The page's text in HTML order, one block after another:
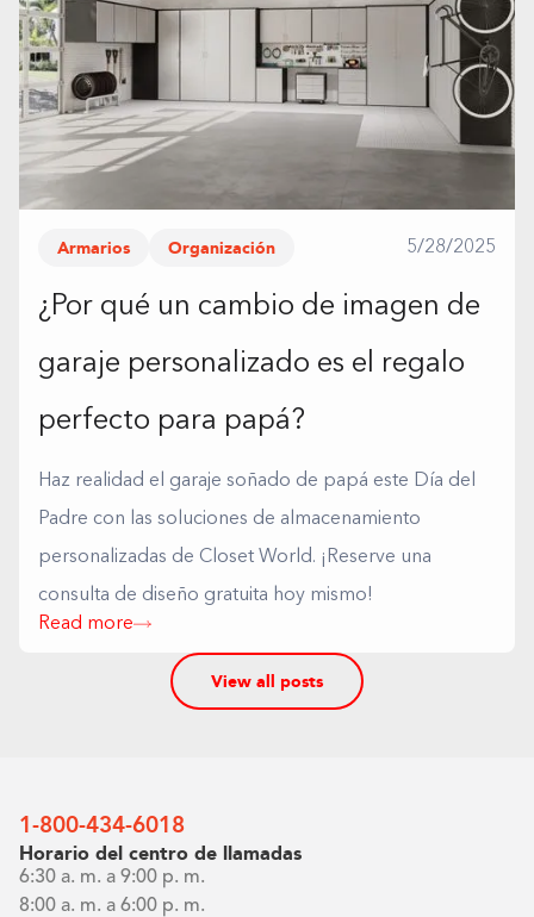
Armarios Organización 5/28/2025
¿Por qué un cambio de imagen de
garaje personalizado es el regalo
perfecto para papá?
Haz realidad el garaje soñado de papá este Día del
Padre con las soluciones de almacenamiento
personalizadas de Closet World. ¡Reserve una
consulta de diseño gratuita hoy mismo!
Read more
View all posts
1-800-434-6018
Horario del centro de llamadas
6:30 a. m. a 9:00 p. m.
8:00 a. m. a 6:00 p. m.